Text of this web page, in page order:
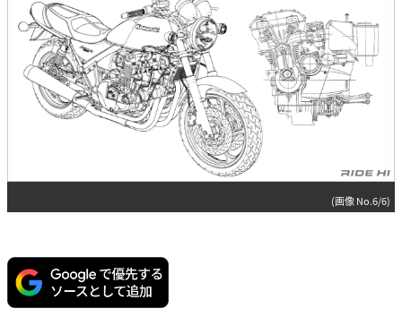
(画像 No.6/6)